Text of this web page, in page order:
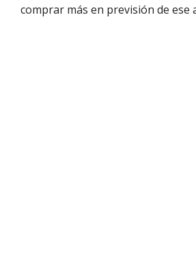
comprar más en previsión de ese